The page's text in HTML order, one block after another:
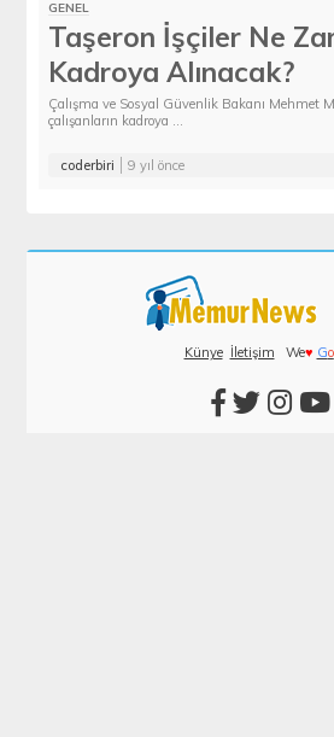
GENEL
Taşeron İşçiler Ne
Kadroya Alınacak?
Çalışma ve Sosyal Güvenlik Bakanı Mehmet
çalışanların kadroya ...
coderbiri 9 yıl önce
Künye İletişim We♥ Go